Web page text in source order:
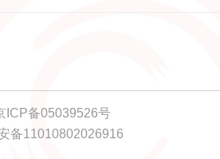
ICP备05039526号
备11010802026916